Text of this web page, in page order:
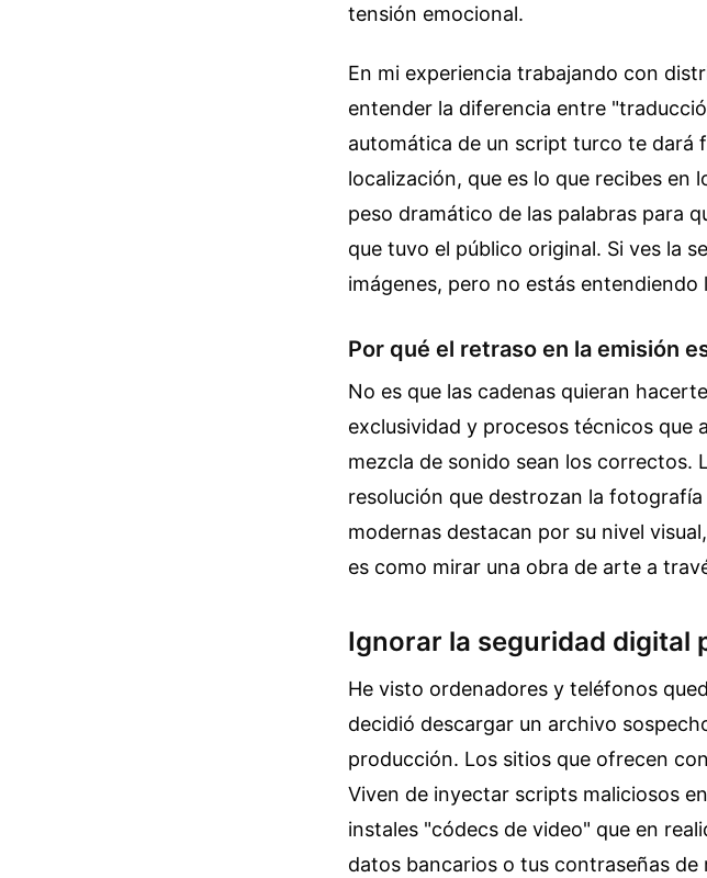
tensión emocional.
En mi experiencia trabajando con
entender la diferencia entre
automática de un script turco te dará
localización, que es lo que recibes en
peso dramático de las palabras para
que tuvo el público original. Si ves la
imágenes, pero no estás entendiendo
Por qué el retraso en la emisión
No es que las cadenas quieran
exclusividad y procesos técnicos que
mezcla de sonido sean los correctos.
resolución que destrozan la
modernas destacan por su nivel
es como mirar una obra de arte a
Ignorar la seguridad digital
He visto ordenadores y teléfonos
decidió descargar un archivo
producción. Los sitios que ofrecen
Viven de inyectar scripts maliciosos
instales "códecs de video" que en
datos bancarios o tus contraseñas de